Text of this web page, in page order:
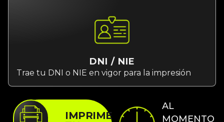
DNI / NIE
Trae tu DNI o NIE en vigor para la impresión
IMPRIME
AL
MOMENTO